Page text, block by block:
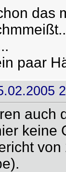
das
paar
auch
keine